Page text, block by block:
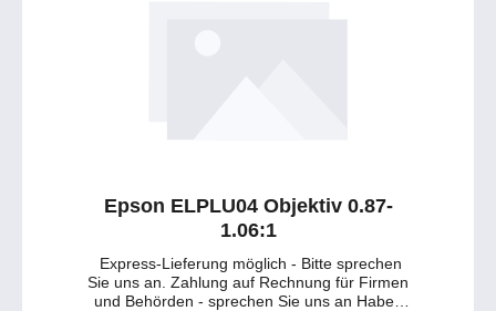
Epson ELPLU04 Objektiv 0.87-
1.06:1
Express-Lieferung möglich - Bitte sprechen
Sie uns an. Zahlung auf Rechnung für Firmen
und Behörden - sprechen Sie uns an Haben